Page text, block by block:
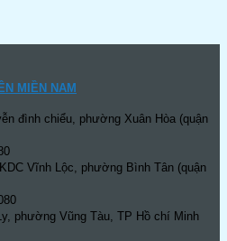
MIỀN NAM
đình chiểu, phường Xuân Hòa (quận
Vĩnh Lộc, phường Bình Tân (quận
phường Vũng Tàu, TP Hồ chí Minh